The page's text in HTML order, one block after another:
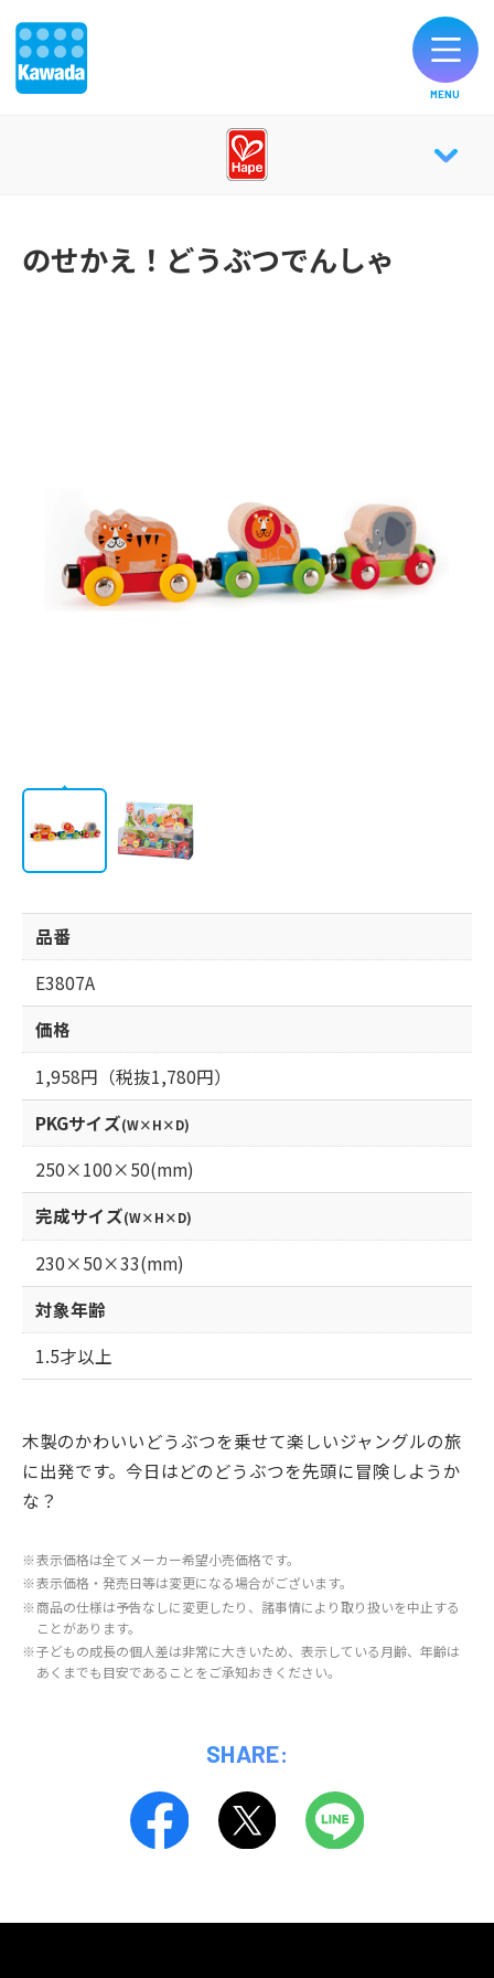
オリジナルブランド一覧
MENU
のせかえ！どうぶつでんしゃ
品番
E3807A
価格
1,958円（税抜1,780円）
PKGサイズ(W×H×D)
250×100×50(mm)
完成サイズ(W×H×D)
230×50×33(mm)
対象年齢
1.5才以上
木製のかわいいどうぶつを乗せて楽しいジャングルの旅
に出発です。今日はどのどうぶつを先頭に冒険しようか
な？
※表示価格は全てメーカー希望小売価格です。
※表示価格・発売日等は変更になる場合がございます。
※商品の仕様は予告なしに変更したり、諸事情により取り扱いを中止する
ことがあります。
※子どもの成長の個人差は非常に大きいため、表示している月齢、年齢は
あくまでも目安であることをご承知おきください。
SHARE: